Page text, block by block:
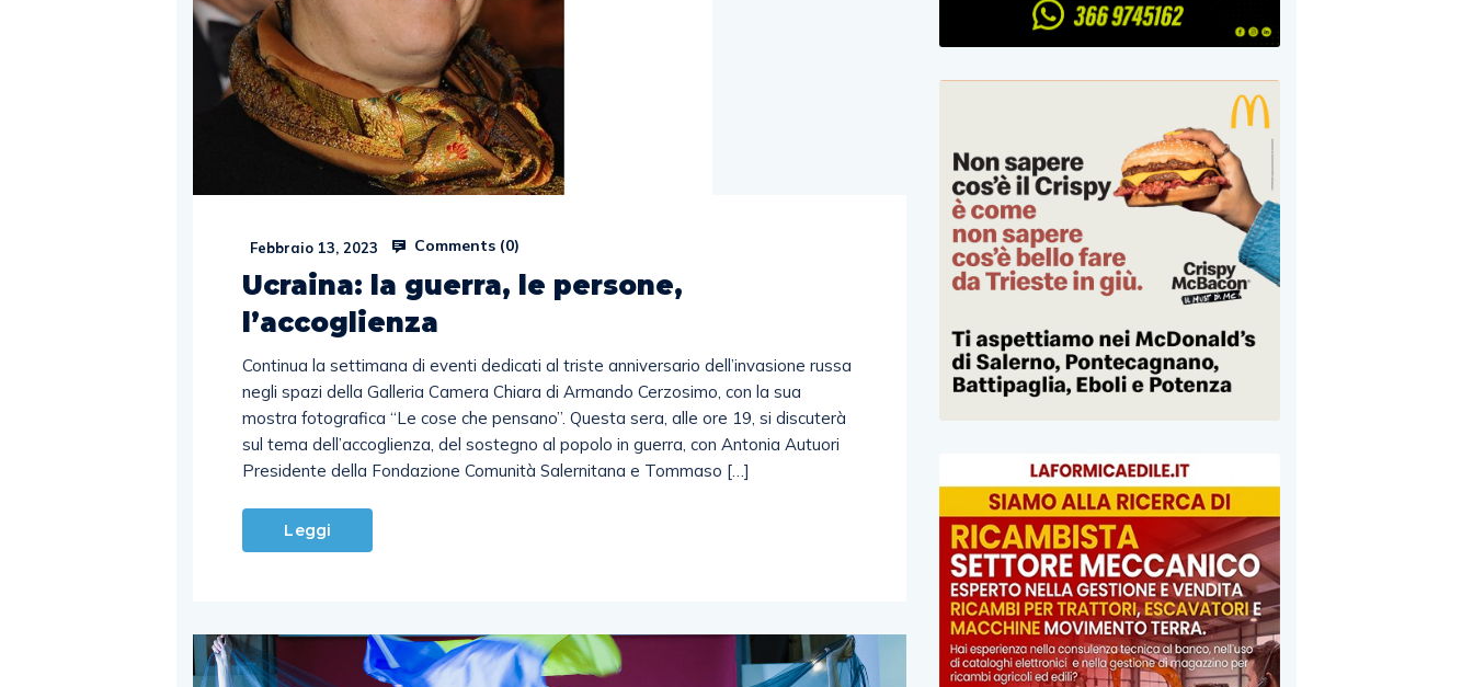
Febbraio 13, 2023 Comments (0)
Ucraina: la guerra, le persone,
l’accoglienza
Continua la settimana di eventi dedicati al triste anniversario dell’invasione russa
negli spazi della Galleria Camera Chiara di Armando Cerzosimo, con la sua
mostra fotografica “Le cose che pensano”. Questa sera, alle ore 19, si discuterà
sul tema dell’accoglienza, del sostegno al popolo in guerra, con Antonia Autuori
Presidente della Fondazione Comunità Salernitana e Tommaso […]
Leggi